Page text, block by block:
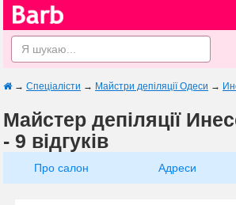
→ Спеціалісти → Майстри депіляції Одеси →
Майстер депіляції
- 9 відгуків
Про салон Адреси